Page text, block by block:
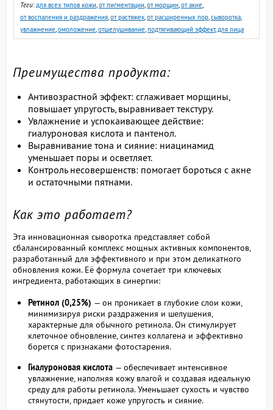
Теги:для всех типов кожи,от пигментации,от морщин,от акне,
от воспаления и раздражения,от растяжек,от расширенных пор,сыворотка,
увлажнение,омоложение,отшелушивание,подтягивающий эффект,для лица
Преимущества продукта:
Антивозрастной эффект: сглаживает морщины,
повышает упругость, выравнивает текстуру.
Увлажнение и успокаивающее действие:
гиалуроновая кислота и пантенол.
Выравнивание тона и сияние: ниацинамид
уменьшает поры и осветляет.
Контроль несовершенств: помогает бороться с акне
и остаточными пятнами.
Как это работает?
Эта инновационная сыворотка представляет собой
сбалансированный комплекс мощных активных компонентов,
разработанный для эффективного и при этом деликатного
обновления кожи. Её формула сочетает три ключевых
ингредиента, работающих в синергии:
Ретинол (0,25%) — он проникает в глубокие слои кожи,
минимизируя риски раздражения и шелушения,
характерные для обычного ретинола. Он стимулирует
клеточное обновление, синтез коллагена и эффективно
борется с признаками фотостарения.
Гиалуроновая кислота — обеспечивает интенсивное
увлажнение, наполняя кожу влагой и создавая идеальную
среду для работы ретинола. Уменьшает сухость и чувство
стянутости, придает коже упругость и сияние.